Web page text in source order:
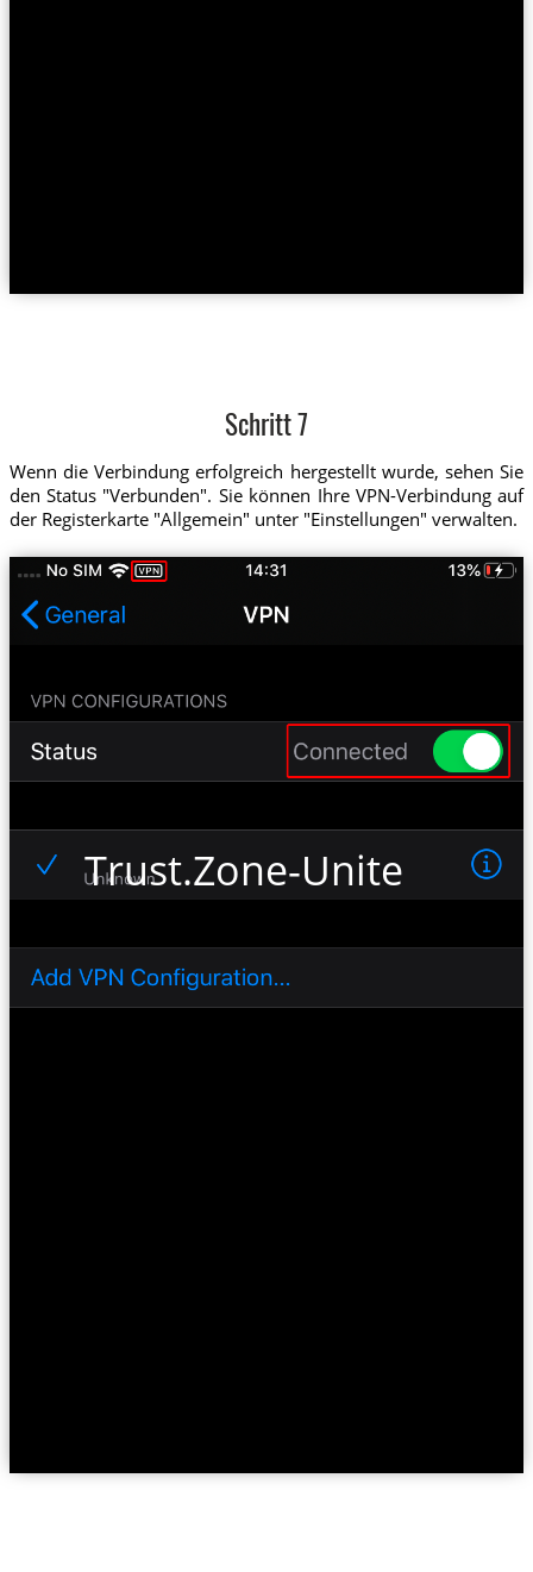
Schritt 7
Wenn die Verbindung erfolgreich hergestellt wurde, sehen Sie
den Status "Verbunden". Sie können Ihre VPN-Verbindung auf
der Registerkarte "Allgemein" unter "Einstellungen" verwalten.
Trust.Zone-United-